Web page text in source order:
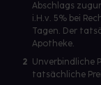
Abschlags
i.H.v. 5% bei
Tagen. Der
Apotheke.
2 Unverbindliche
tatsächliche